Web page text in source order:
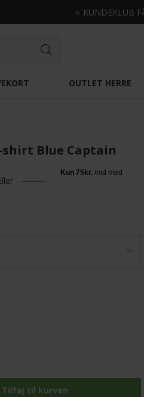
⭐ KUNDEKLUB
OUTLET HERRE
shirt Blue Captain